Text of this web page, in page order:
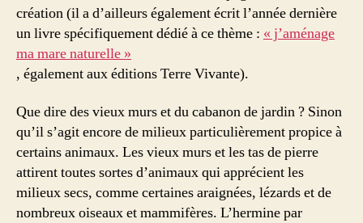
création (il a d’ailleurs également écrit l’année dernière
un livre spécifiquement dédié à ce thème : « j’aménage
ma mare naturelle »
, également aux éditions Terre Vivante).
Que dire des vieux murs et du cabanon de jardin ? Sinon
qu’il s’agit encore de milieux particulièrement propice à
certains animaux. Les vieux murs et les tas de pierre
attirent toutes sortes d’animaux qui apprécient les
milieux secs, comme certaines araignées, lézards et de
nombreux oiseaux et mammifères. L’hermine par